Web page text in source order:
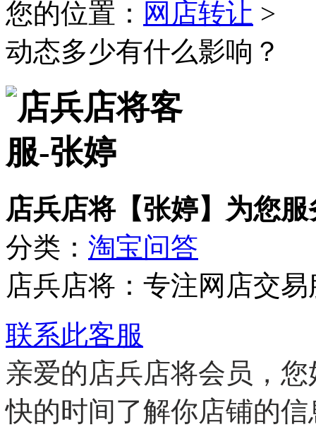
您的位置： 网店转让 >
动态多少有什么影响？
店兵店将【张婷】为您服
分类： 淘宝问答
店兵店将：专注网店交
联系此客服
亲爱的店兵店将会员，
快的时间了解你店铺的